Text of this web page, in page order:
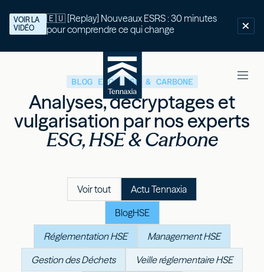
🇪🇺 [Replay] Nouveaux ESRS : 30 minutes
pour comprendre ce qui change
VOIR LA
VIDÉO
BLOG ESG, HSE & CARBONE
Analyses, décryptages et
vulgarisation par nos experts
ESG, HSE & Carbone
Voir tout
Actu Tennaxia
BlogHSE
Réglementation HSE
Management HSE
Gestion des Déchets
Veille réglementaire HSE